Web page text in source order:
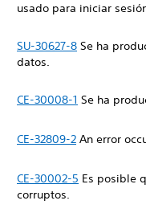
usado para iniciar
SU-30627-8 Se ha
datos.
CE-30008-1 Se ha
CE-32809-2 An error
CE-30002-5 Es posible
corruptos.